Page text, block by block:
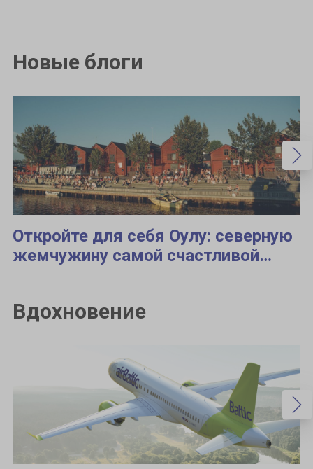
Новые блоги
Откройте для себя Оулу: северную
жемчужину самой счастливой
Вдохновение